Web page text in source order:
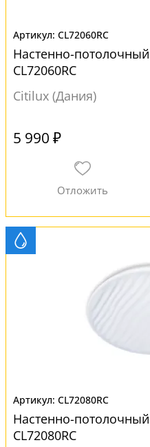
CL72060RC
Настенно-
CL72060RC
Citilux (Дания)
5 990 ₽
CL72080RC
Настенно-
CL72080RC